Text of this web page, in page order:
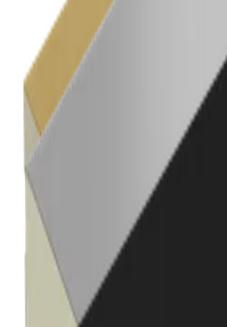
Aislamiento Térmico